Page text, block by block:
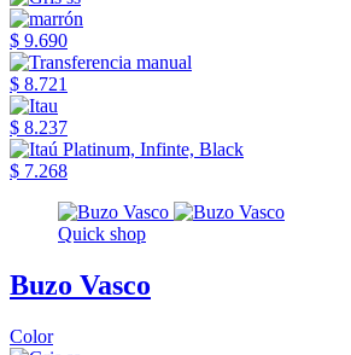
$ 9.690
$ 8.721
$ 8.237
$ 7.268
Quick shop
Buzo Vasco
Color